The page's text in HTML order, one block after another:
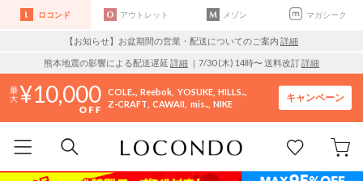
ロコンド アウトレット メゾン マガシーク
【お知らせ】お盆期間の営業・配送についてのご案内 詳細
熊本地震の影響による配送遅延 詳細 ｜7/30 (木) 14時〜 送料改訂詳細
10,000 COLE.. Reebok YOSUKE HILLS..
Z-CRAFT CAWAII mis.. NIKE
キャンペーン